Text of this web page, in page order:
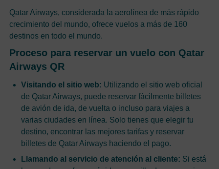
Qatar Airways, considerada la aerolínea de más rápido
crecimiento del mundo, ofrece vuelos a más de 160
destinos en todo el mundo.
Proceso para reservar un vuelo con Qatar
Airways QR
Visitando el sitio web: Utilizando el sitio web oficial
de Qatar Airways, puede reservar fácilmente billetes
de avión de ida, de vuelta o incluso para viajes a
varias ciudades en línea. Solo tienes que elegir tu
destino, encontrar las mejores tarifas y reservar
billetes de Qatar Airways haciendo el pago.
Llamando al servicio de atención al cliente: Si está